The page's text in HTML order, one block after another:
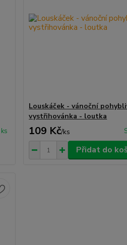
Louskáček - vánoční
vystřihovánka - loutka
109 Kč/ks
Přidat do